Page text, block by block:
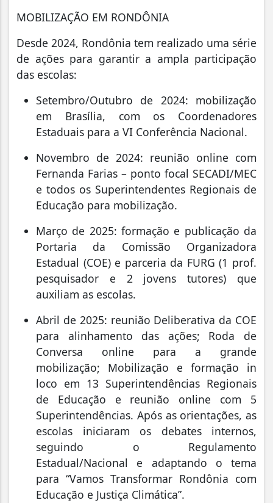
MOBILIZAÇÃO EM RONDÔNIA
Desde 2024, Rondônia tem realizado uma série
de ações para garantir a ampla participação
das escolas:
Setembro/Outubro de 2024: mobilização
em Brasília, com os Coordenadores
Estaduais para a VI Conferência Nacional.
Novembro de 2024: reunião online com
Fernanda Farias – ponto focal SECADI/MEC
e todos os Superintendentes Regionais de
Educação para mobilização.
Março de 2025: formação e publicação da
Portaria da Comissão Organizadora
Estadual (COE) e parceria da FURG (1 prof.
pesquisador e 2 jovens tutores) que
auxiliam as escolas.
Abril de 2025: reunião Deliberativa da COE
para alinhamento das ações; Roda de
Conversa online para a grande
mobilização; Mobilização e formação in
loco em 13 Superintendências Regionais
de Educação e reunião online com 5
Superintendências. Após as orientações, as
escolas iniciaram os debates internos,
seguindo o Regulamento
Estadual/Nacional e adaptando o tema
para “Vamos Transformar Rondônia com
Educação e Justiça Climática”.